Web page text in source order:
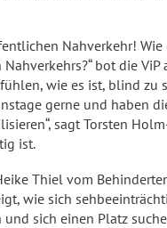
Nahverkehr!
bot die
wie es ist, blind zu
gerne und haben
sagt Torsten
ist.
Thiel vom
wie sich
sich einen Platz